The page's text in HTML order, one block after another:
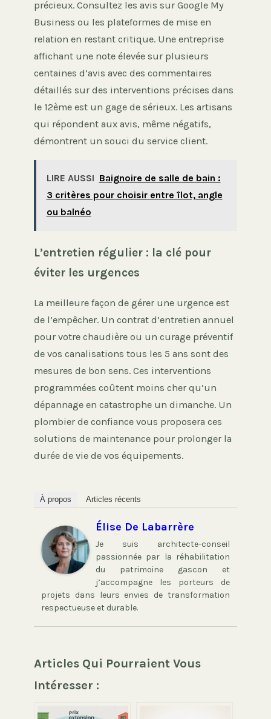
précieux. Consultez les avis sur Google My
Business ou les plateformes de mise en
relation en restant critique. Une entreprise
affichant une note élevée sur plusieurs
centaines d’avis avec des commentaires
détaillés sur des interventions précises dans
le 12ème est un gage de sérieux. Les artisans
qui répondent aux avis, même négatifs,
démontrent un souci du service client.
LIRE AUSSI Baignoire de salle de bain :
3 critères pour choisir entre îlot, angle
ou balnéo
L’entretien régulier : la clé pour
éviter les urgences
La meilleure façon de gérer une urgence est
de l’empêcher. Un contrat d’entretien annuel
pour votre chaudière ou un curage préventif
de vos canalisations tous les 5 ans sont des
mesures de bon sens. Ces interventions
programmées coûtent moins cher qu’un
dépannage en catastrophe un dimanche. Un
plombier de confiance vous proposera ces
solutions de maintenance pour prolonger la
durée de vie de vos équipements.
À propos Articles récents
Élise De Labarrère
Je suis architecte-conseil
passionnée par la réhabilitation
du patrimoine gascon et
j’accompagne les porteurs de
projets dans leurs envies de transformation
respectueuse et durable.
Articles Qui Pourraient Vous
Intéresser :